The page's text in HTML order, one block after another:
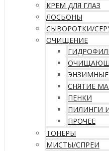
КРЕМ ДЛЯ ГЛАЗ
ЛОСЬОНЫ
СЫВОРОТКИ/
ОЧИЩЕНИЕ
СНЯТИЕ
ПЕНКИ
ПИЛИНГИ
ПРОЧЕЕ
ТОНЕРЫ
МИСТЫ/СПРЕИ